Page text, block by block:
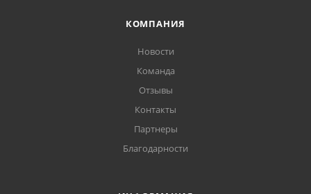
КОМПАНИЯ
Новости
Команда
Отзывы
Контакты
Партнеры
Благодарности